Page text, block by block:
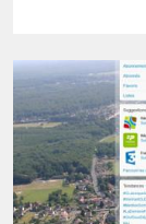
Image